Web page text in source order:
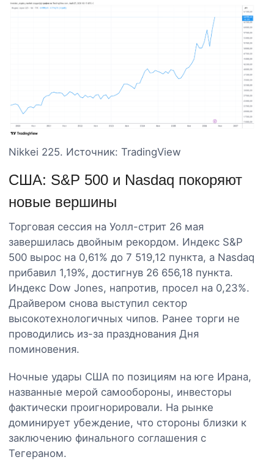
Nikkei 225. Источник: TradingView
США: S&P 500 и Nasdaq покоряют
новые вершины
Торговая сессия на Уолл-стрит 26 мая
завершилась двойным рекордом. Индекс S&P
500 вырос на 0,61% до 7 519,12 пункта, а Nasdaq
прибавил 1,19%, достигнув 26 656,18 пункта.
Индекс Dow Jones, напротив, просел на 0,23%.
Драйвером снова выступил сектор
высокотехнологичных чипов. Ранее торги не
проводились из-за празднования Дня
поминовения.
Ночные удары США по позициям на юге Ирана,
названные мерой самообороны, инвесторы
фактически проигнорировали. На рынке
доминирует убеждение, что стороны близки к
заключению финального соглашения с
Тегераном.